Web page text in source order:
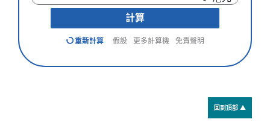
計算
重新計算 假設 更多計算機 免責聲明
回到頂部 ▲